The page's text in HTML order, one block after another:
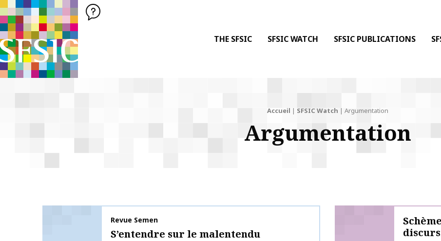
SFSIC SOCIÉTÉ FRANÇAISE DES SCIENCES DE L'INFORMATION & DE LA COMMUNICATION
Société Française des Sciences de l'Information & de la Communication
THE SFSIC SFSIC WATCH SFSIC PUBLICATIONS
Accueil | SFSIC Watch | Argumentation
Argumentation
Publication name
Revue Semen
S’entendre sur le malentendu